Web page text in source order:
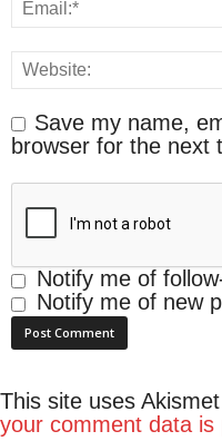
Save my name,
browser for the next
Notify me of
Notify me of new
This site uses
your comment data is